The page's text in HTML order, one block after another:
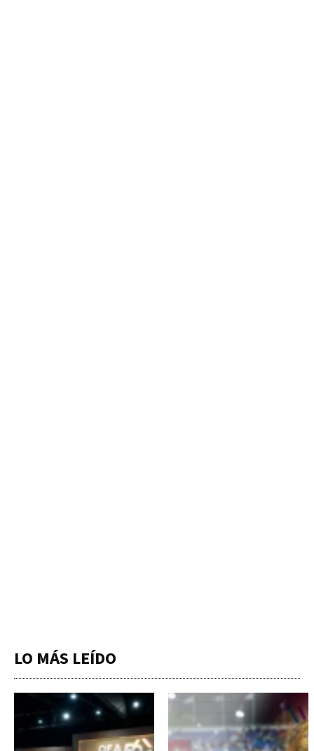
LO MÁS LEÍDO